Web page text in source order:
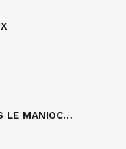
LE MANIOC…